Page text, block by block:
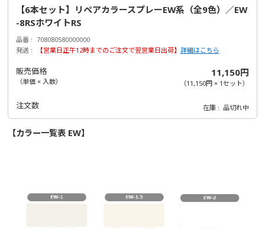
【6本セット】リペアカラースプレーEW系（全9色）／EW
-8RSホワイトRS
品番
708080580000000
発送
【営業日正午12時までのご注文で翌営業日出荷】 詳細はこちら
販売価格
（単価 × 入数）
11,150円
（11,150円× 1セット）
注文数 在庫 品切れ中
【カラー一覧表 EW】